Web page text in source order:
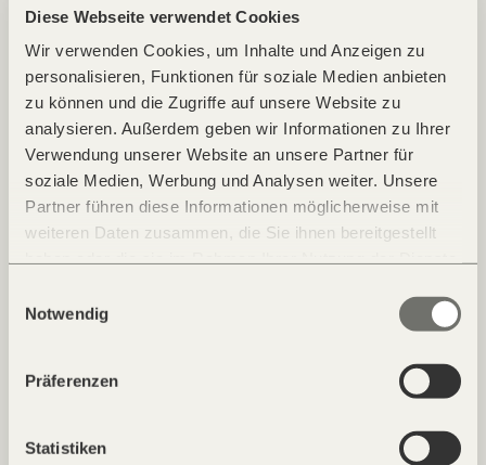
Diese Webseite verwendet Cookies
Wir verwenden Cookies, um Inhalte und Anzeigen zu
personalisieren, Funktionen für soziale Medien anbieten
zu können und die Zugriffe auf unsere Website zu
analysieren. Außerdem geben wir Informationen zu Ihrer
Verwendung unserer Website an unsere Partner für
soziale Medien, Werbung und Analysen weiter. Unsere
Partner führen diese Informationen möglicherweise mit
weiteren Daten zusammen, die Sie ihnen bereitgestellt
Notwendig
Präferenzen
Statistiken
29.03.2026 - Sonne
Frühlingserwachen im FORESTIS
Mit den ersten warmen Sonnenstrahlen verändert sich die Stille
der Berge. Der Schnee zieht sich langsam in höhere Lagen
zurück, Wasser beginnt wieder zu fließen, und die Wälder rund
um das FORESTIS erwachen in ihrem eigenen, ruhigen
besondere Schwelle wahrgenommen.